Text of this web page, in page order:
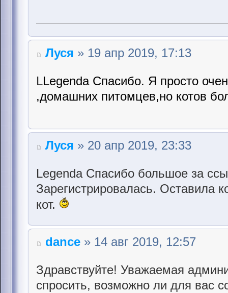
Луся » 19 апр 2019, 17:13
LLegenda Спасибо. Я просто
,домашних питомцев,но котов
Луся » 20 апр 2019, 23:33
Legenda Спасибо большое за
Зарегистрировалась. Оставила
кот.
dance » 14 авг 2019, 12:57
Здравствуйте! Уважаемая
спросить, возможно ли для вас